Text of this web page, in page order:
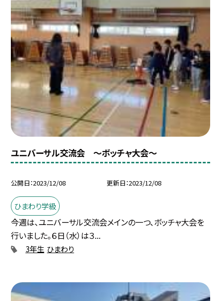
ユニバーサル交流会 〜ボッチャ大会〜
公開日 2023/12/08 更新日 2023/12/08
ひまわり学級
今週は、ユニバーサル交流会メインの一つ、ボッチャ大会を
行いました。６日（水）は３...
3年生 ひまわり